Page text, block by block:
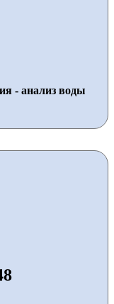
- анализ воды